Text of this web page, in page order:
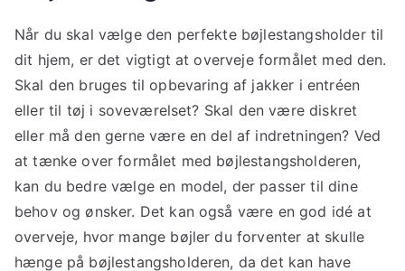
Når du skal vælge den perfekte bøjlestangsholder til
dit hjem, er det vigtigt at overveje formålet med den.
Skal den bruges til opbevaring af jakker i entréen
eller til tøj i soveværelset? Skal den være diskret
eller må den gerne være en del af indretningen? Ved
at tænke over formålet med bøjlestangsholderen,
kan du bedre vælge en model, der passer til dine
behov og ønsker. Det kan også være en god idé at
overveje, hvor mange bøjler du forventer at skulle
hænge på bøjlestangsholderen, da det kan have